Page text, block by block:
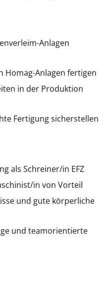
Anlagen
Homag-Anlagen fertigen
in der Produktion
Fertigung sicherstellen
als Schreiner/in EFZ
in von Vorteil
und gute körperliche
und teamorientierte